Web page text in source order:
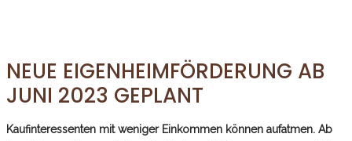
NEUE EIGENHEIMFÖRDERUNG AB
JUNI 2023 GEPLANT
Kaufinteressenten mit weniger Einkommen können aufatmen. Ab